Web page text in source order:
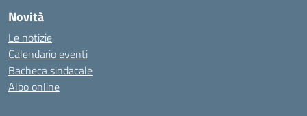
Novità
Le notizie
Calendario eventi
Bacheca sindacale
Albo online